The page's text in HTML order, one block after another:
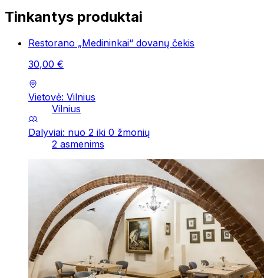
Tinkantys produktai
Restorano „Medininkai“ dovanų čekis
30,00 €
Vietovė: Vilnius
Vilnius
Dalyviai: nuo 2 iki 0 žmonių
2 asmenims